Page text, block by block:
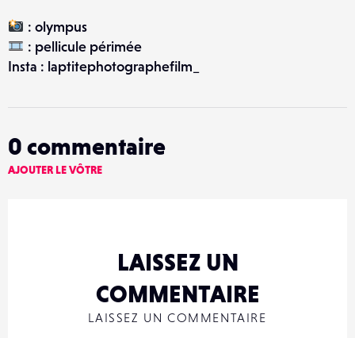
: olympus
: pellicule périmée
Insta : laptitephotographefilm_
0 commentaire
AJOUTER LE VÔTRE
LAISSEZ UN
COMMENTAIRE
LAISSEZ UN COMMENTAIRE